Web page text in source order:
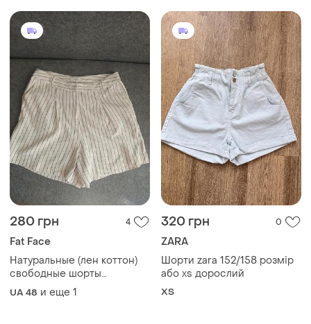
280 грн 4
Fat Face
Натуральные (лен коттон)
свободные шорты
молочного цвета в
вертикальную черную
UA 48 и еще 1
320 грн 0
ZARA
Шорти zara 152/158 розмір
або xs дорослий
ХS